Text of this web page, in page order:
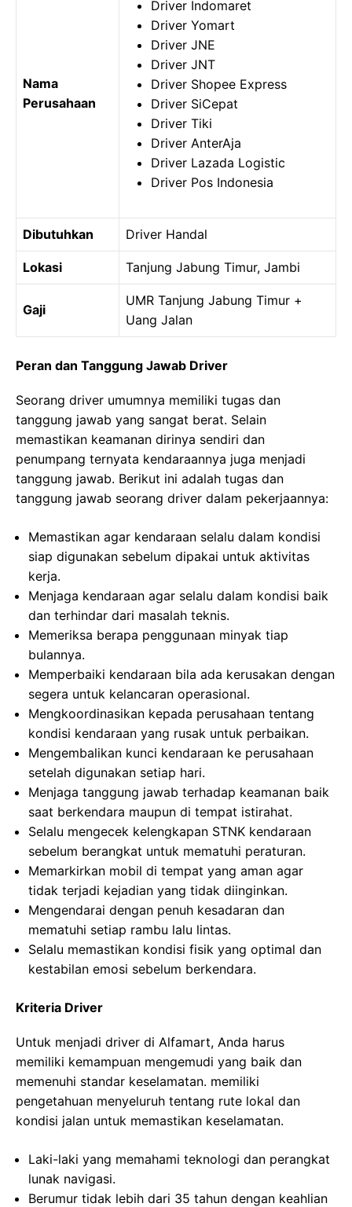
Nama
Perusahaan
Driver Indomaret
Driver Yomart
Driver JNE
Driver JNT
Driver Shopee Express
Driver SiCepat
Driver Tiki
Driver AnterAja
Driver Lazada Logistic
Driver Pos Indonesia
Dibutuhkan Driver Handal
Lokasi Tanjung Jabung Timur, Jambi
Gaji
UMR Tanjung Jabung Timur +
Uang Jalan
Peran dan Tanggung Jawab Driver
Seorang driver umumnya memiliki tugas dan
tanggung jawab yang sangat berat. Selain
memastikan keamanan dirinya sendiri dan
penumpang ternyata kendaraannya juga menjadi
tanggung jawab. Berikut ini adalah tugas dan
tanggung jawab seorang driver dalam pekerjaannya:
Memastikan agar kendaraan selalu dalam kondisi
siap digunakan sebelum dipakai untuk aktivitas
kerja.
Menjaga kendaraan agar selalu dalam kondisi baik
dan terhindar dari masalah teknis.
Memeriksa berapa penggunaan minyak tiap
bulannya.
Memperbaiki kendaraan bila ada kerusakan dengan
segera untuk kelancaran operasional.
Mengkoordinasikan kepada perusahaan tentang
kondisi kendaraan yang rusak untuk perbaikan.
Mengembalikan kunci kendaraan ke perusahaan
setelah digunakan setiap hari.
Menjaga tanggung jawab terhadap keamanan baik
saat berkendara maupun di tempat istirahat.
Selalu mengecek kelengkapan STNK kendaraan
sebelum berangkat untuk mematuhi peraturan.
Memarkirkan mobil di tempat yang aman agar
tidak terjadi kejadian yang tidak diinginkan.
Mengendarai dengan penuh kesadaran dan
mematuhi setiap rambu lalu lintas.
Selalu memastikan kondisi fisik yang optimal dan
kestabilan emosi sebelum berkendara.
Kriteria Driver
Untuk menjadi driver di Alfamart, Anda harus
memiliki kemampuan mengemudi yang baik dan
memenuhi standar keselamatan. memiliki
pengetahuan menyeluruh tentang rute lokal dan
kondisi jalan untuk memastikan keselamatan.
Laki-laki yang memahami teknologi dan perangkat
lunak navigasi.
Berumur tidak lebih dari 35 tahun dengan keahlian